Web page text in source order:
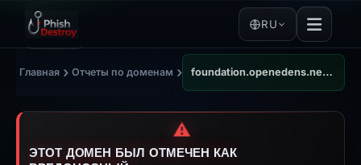
RU
Главная › Отчеты по доменам › foundation.openedens.network
⚠️
ЭТОТ ДОМЕН БЫЛ ОТМЕЧЕН КАК